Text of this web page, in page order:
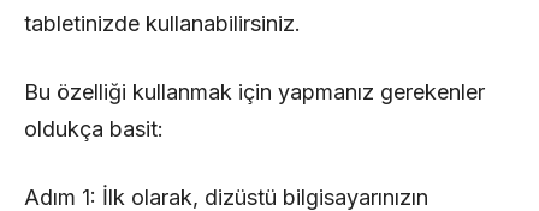
tabletinizde kullanabilirsiniz.
Bu özelliği kullanmak için yapmanız gerekenler
oldukça basit:
Adım 1: İlk olarak, dizüstü bilgisayarınızın